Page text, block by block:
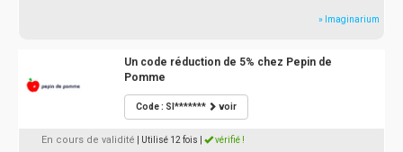
» Imaginarium
Un code réduction de 5% chez Pepin de
Pomme
Code : SI******* voir
En cours de validité | Utilisé 12 fois vérifié !